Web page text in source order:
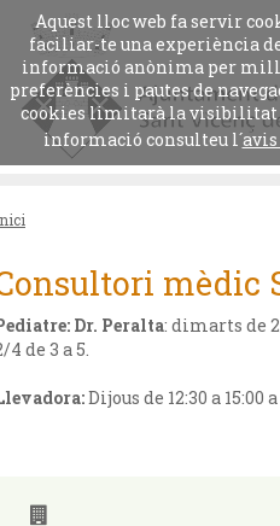
Aquest lloc web fa servir
faciliar-te una experiència
informació anònima per
preferències i pautes de
cookies limitarà la visibilitat i
informació consulteu l´
mèdic
Dr. Peralta: dimarts de
4 de 3 a 5.
Dijous de 12:30 a